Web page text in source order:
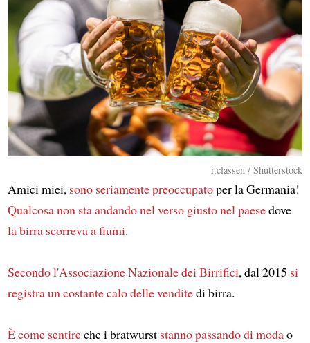
r.classen / Shutterstock
Amici miei, sono seriamente preoccupatoper la Germania!
Qualcosa non sta andando nel verso giustonel paesedove
la birra scorreva a fiumi.
Secondo l'Associazione Nazionale dei Birrifici, dal 2015 si
registraun costante calo delle venditedi birra.
È come sentireche i bratwurst stanno passando di modao